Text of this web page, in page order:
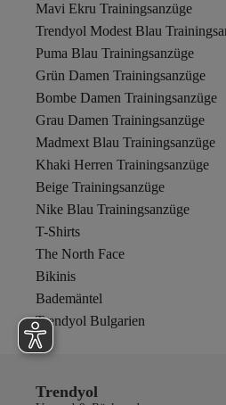
Mavi Ekru Trainingsanzüge
Trendyol Modest Blau
Puma Blau Trainingsanzüge
Grün Damen Trainingsanzüge
Bombe Damen Trainingsanzüge
Grau Damen Trainingsanzüge
Madmext Blau Trainingsanzüge
Khaki Herren Trainingsanzüge
Beige Trainingsanzüge
Nike Blau Trainingsanzüge
T-Shirts
The North Face
Bikinis
Bademäntel
Trendyol Bulgarien
Trendyol